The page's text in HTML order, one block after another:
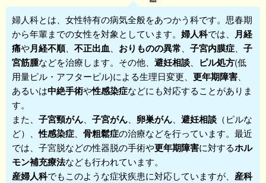
婦人科とは、女性特有の病気全般をあつかう科です。思春期
から年輩までの女性を対象としています。 婦人科では、 月経
痛や月経不順、 不正出血 おりものの異常 子宮内膜症
子
宮筋腫などを治療します。その他、 避妊相談 ピル処方(低
用量ピル・アフターピル)による生理日変更、 更年期障害
あるいは中絶手術や性感染症などにも対応することがありま
す。
また、 子宮頸がん 子宮がん 卵巣がん 避妊相談 （ピルな
ど）、性感染症 骨粗鬆症の治療などを行っています。最近
では、子宮脱などの性器脱の手術や更年期障害に対するホル
モン補充療法なども行われています。
産婦人科でもこのような症状疾患に対応していますが、 産科